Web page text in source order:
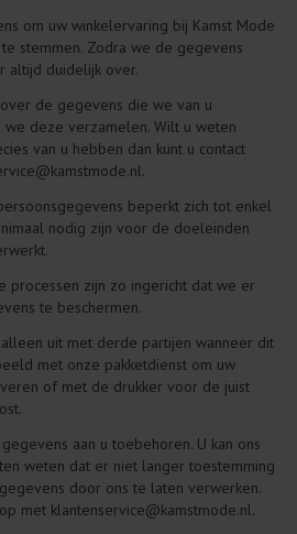
om uw winkelervaring bij Kamst Mode
stemmen. Zodra we de gegevens
altijd duidelijk over.
de gegevens die we van u
deze verzamelen. Wilt u weten
van u hebben dan kunt u contact
beperkt zich tot enkel
nodig zijn voor de doeleinden
processen zijn zo ingericht dat we er
te beschermen.
uit met derde partijen wanneer dit
met onze pakketdienst om uw
of met de drukker voor de juist
aan u toebehoren. U kan ons
weten dat er niet langer toestemming
door ons te laten verwerken.
met klantenservice@kamstmode.nl.